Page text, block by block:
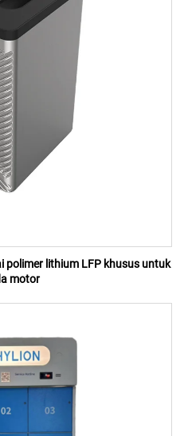
polimer lithium LFP khusus untuk
motor